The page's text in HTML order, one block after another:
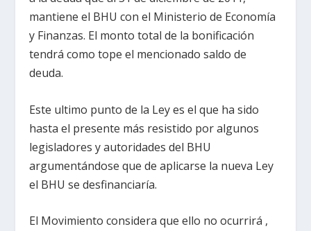
mantiene el BHU con el Ministerio de Economía
y Finanzas. El monto total de la bonificación
tendrá como tope el mencionado saldo de
deuda.
Este ultimo punto de la Ley es el que ha sido
hasta el presente más resistido por algunos
legisladores y autoridades del BHU
argumentándose que de aplicarse la nueva Ley
el BHU se desfinanciaría.
El Movimiento considera que ello no ocurrirá ,